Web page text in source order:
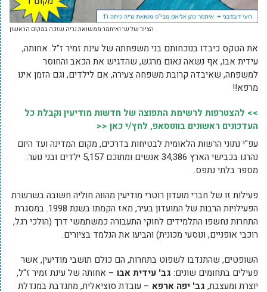
הציור של שי ואיתמר ממשואת נריה שזכה במקום הראשון
את הטקס כיבדו בנוכחותם בני משפחתה של עינת זמיר ז"ל. אחותה,
עידית אבו, אף נשאה נאום מרגש, שהדגיש את הכאב והחוסר
למשפחה, שאיבדה קרובת משפחה צעירה, אם לילדים, וגם הזמן אינו
מרפא!!
>> להצטרפות לרשימת התפוצה של חדשות מודיעין וקבלת כל
העדכונים ראשונים בווטסאפ, לחץ/י כאן <<
עפ"י נתוני הרשות הלאומית לבטיחות בדרכים, מקום המדינה ועד היום
נהרגו בכבישי הארץ 34,386 אנשים ומתוכם 5,157 ילדים ובני נוער.
מספר בלתי נתפס.
פעילות זו של חברי מועדון רוטרי מודיעין מהווה חוליה חשובה בשרשרת
הפעילויות הרבות של המועדון בעיר, מאז הקמתו בשנת 1998. במסגרת
התחרות נחשפו התלמידים לחוקי התעבורה כמשתמשי דרך (הולכי רגל,
רוכבי אופניים, ונוסעי מכונית) והביעו את הנלמד בציורים.
השופטים, שהתנדבו לשפוט בתחרות, הם כולם תושבי מודיעין, אשר
פעילים בתחומים שונים: גב' עידית אבו – אחותה של עינת זמיר ז"ל,
יוצרת ומעצבת, גב' יפה ארפא – עובדת סוציאלית, מתנדבת במנדלת